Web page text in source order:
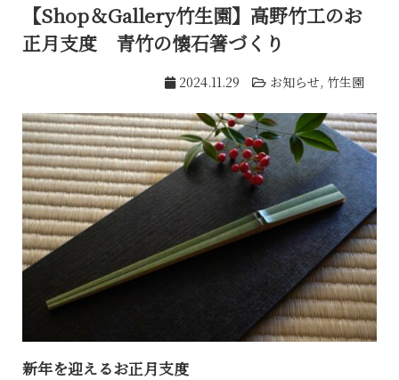
【Shop＆Gallery竹生園】高野竹工のお
正月支度 青竹の懐石箸づくり
2024.11.29 お知らせ, 竹生園
新年を迎えるお正月支度